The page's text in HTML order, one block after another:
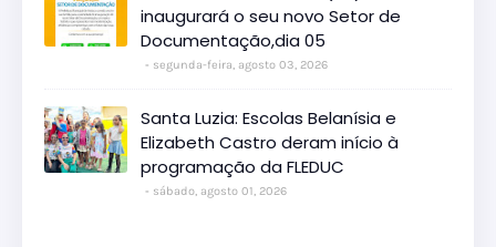
inaugurará o seu novo Setor de
Documentação,dia 05
segunda-feira, agosto 03, 2026
Santa Luzia: Escolas Belanísia e
Elizabeth Castro deram início à
programação da FLEDUC
sábado, agosto 01, 2026